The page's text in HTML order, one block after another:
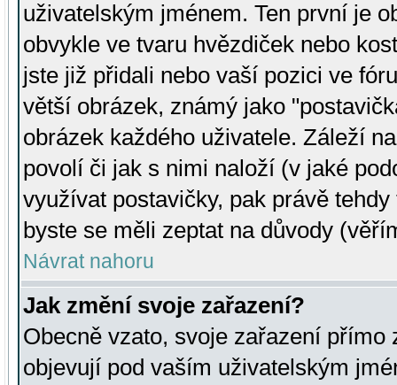
uživatelským jménem. Ten první je
obvykle ve tvaru hvězdiček nebo
jste již přidali nebo vaší pozici ve
větší obrázek, známý jako
obrázek každého uživatele. Záleží
povolí či jak s nimi naloží (v jaké
využívat postavičky, pak právě
byste se měli zeptat na důvody
Návrat nahoru
Jak změní svoje zařazení?
Obecně vzato, svoje zařazení přímo
objevují pod vaším uživatelským